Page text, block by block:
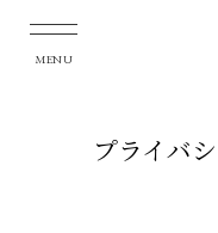
MENU
プライバ